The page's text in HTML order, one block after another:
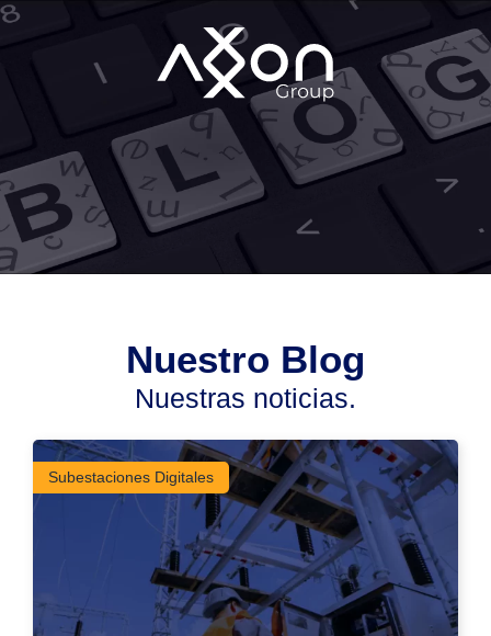
Nuestro Blog
Nuestras noticias.
Subestaciones Digitales